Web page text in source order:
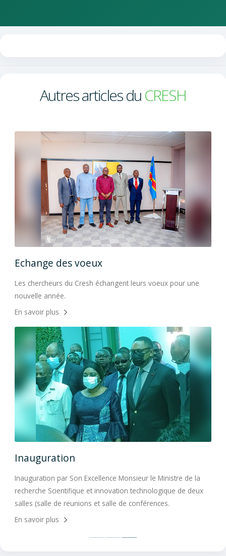
Autres articles duCRESH
Echange des voeux
Les chercheurs du Cresh échangent leurs voeux pour une
nouvelle année.
En savoir plus
Inauguration
Inauguration par Son Excellence Monsieur le Ministre de la
recherche Scientifique et innovation technologique de deux
salles (salle de reunions et salle de conférences.
En savoir plus